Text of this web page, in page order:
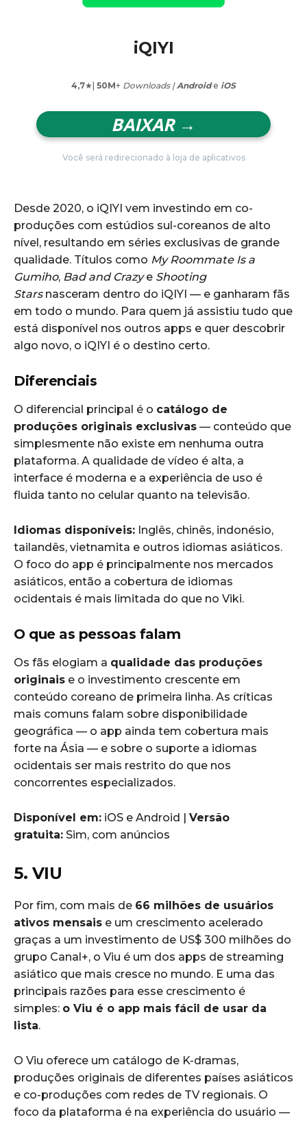
iQIYI
4,7★| 50M+ Downloads |Androide iOS
BAIXAR →
Você será redirecionado à loja de aplicativos
Desde 2020, o iQIYI vem investindo em co-
produções com estúdios sul-coreanos de alto
nível, resultando em séries exclusivas de grande
qualidade. Títulos como My Roommate Is a
Gumiho, Bad and Crazye Shooting
Starsnasceram dentro do iQIYI — e ganharam fãs
em todo o mundo. Para quem já assistiu tudo que
está disponível nos outros apps e quer descobrir
algo novo, o iQIYI é o destino certo.
Diferenciais
O diferencial principal é o catálogo de
produções originais exclusivas — conteúdo que
simplesmente não existe em nenhuma outra
plataforma. A qualidade de vídeo é alta, a
interface é moderna e a experiência de uso é
fluida tanto no celular quanto na televisão.
Idiomas disponíveis: Inglês, chinês, indonésio,
tailandês, vietnamita e outros idiomas asiáticos.
O foco do app é principalmente nos mercados
asiáticos, então a cobertura de idiomas
ocidentais é mais limitada do que no Viki.
O que as pessoas falam
Os fãs elogiam a qualidade das produções
originais e o investimento crescente em
conteúdo coreano de primeira linha. As críticas
mais comuns falam sobre disponibilidade
geográfica — o app ainda tem cobertura mais
forte na Ásia — e sobre o suporte a idiomas
ocidentais ser mais restrito do que nos
concorrentes especializados.
Disponível em: iOS e Android | Versão
gratuita: Sim, com anúncios
5. VIU
Por fim, com mais de 66 milhões de usuários
ativos mensais e um crescimento acelerado
graças a um investimento de US$ 300 milhões do
grupo Canal+, o Viu é um dos apps de streaming
asiático que mais cresce no mundo. E uma das
principais razões para esse crescimento é
simples: o Viu é o app mais fácil de usar da
lista.
O Viu oferece um catálogo de K-dramas,
produções originais de diferentes países asiáticos
e co-produções com redes de TV regionais. O
foco da plataforma é na experiência do usuário —